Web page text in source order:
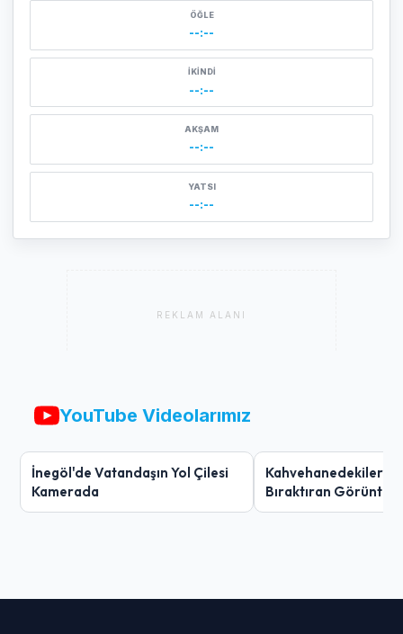
ÖĞLE
--:--
İKINDI
--:--
AKŞAM
--:--
YATSI
--:--
REKLAM ALANI
YouTube Videolarımız
İnegöl'de Vatandaşın Yol Çilesi
Kamerada
Kahvehanedekiler
Bıraktıran Görüntü!